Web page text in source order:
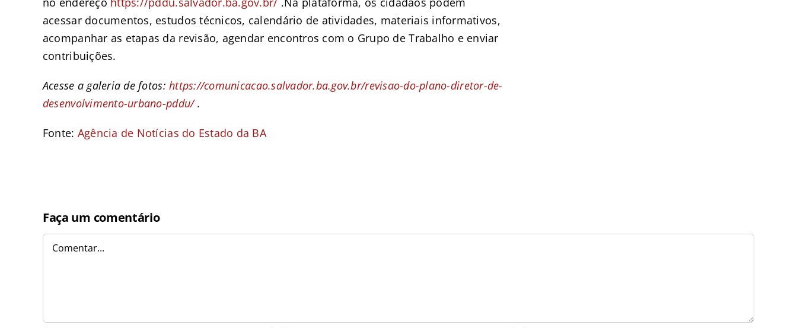
acessar documentos, estudos técnicos, calendário de atividades, materiais informativos,
acompanhar as etapas da revisão, agendar encontros com o Grupo de Trabalho e enviar
contribuições.
Acesse a galeria de fotos:https://comunicacao.salvador.ba.gov.br/revisao-do-plano-diretor-de-
desenvolvimento-urbano-pddu/.
Fonte: Agência de Notícias do Estado da BA
Faça um comentário
Comentar